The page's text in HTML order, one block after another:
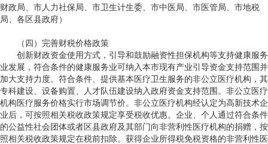
财政局、市人力社保局、市卫生计生委、市中医局、市医管局、市地税
局、各区县政府）
（四）完善财税价格政策
创新财政资金使用方式，引导和鼓励融资性担保机构等支持健康服务
业发展，符合条件的健康服务业可纳入本市现有产业引导资金支持范围并
加大支持力度。符合条件、提供基本医疗卫生服务的非公立医疗机构，其
专科建设、设备购置、人才队伍建设纳入政府资金支持范围。非公立医疗
机构医疗服务价格实行市场调节价。非公立医疗机构经认定为高新技术企
业后，可按照相关税收政策规定享受税收优惠。企业、个人通过符合条件
的公益性社会团体或者区县政府及其部门向非营利性医疗机构的捐赠，按
照相关税收政策规定在税前扣除。获得企业所得税免税资格的非营利性医